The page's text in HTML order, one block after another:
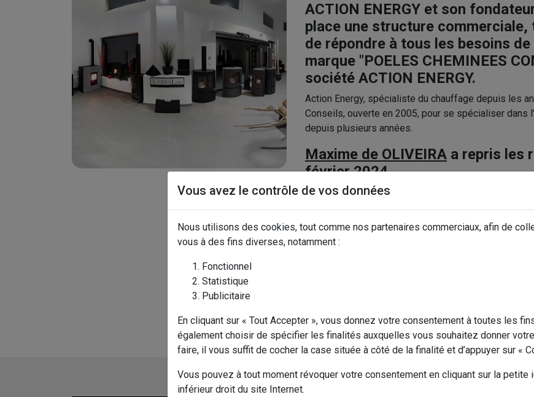
Vous avez le contrôle de vos données
Nous utilisons des cookies, tout comme nos partenaires commerciaux, afin de
vous à des fins diverses, notamment :
Fonctionnel
Statistique
Publicitaire
En cliquant sur « Tout Accepter », vous donnez votre consentement à toutes les
également choisir de spécifier les finalités auxquelles vous souhaitez donner
faire, il vous suffit de cocher la case située à côté de la finalité et d’appuyer sur «
Vous pouvez à tout moment révoquer votre consentement en cliquant sur la petite
inférieur droit du site Internet.
ACTION ENERGY et son
place une structure
de répondre à tous les besoins
marque "POELES CHEMINEES
société ACTION ENERGY.
Action Energy, spécialiste du chauffage depuis les
Conseils, ouverte en 2005, pour se spécialiser dans
depuis plusieurs années.
Maxime de OLIVEIRA a repris les
février 2024.
Les nouvelles orientations choisies ont été la
logiciel, formation du personnel technique,
au point aujourd'hui d'avoir des réponses variées
Nous avons opté pour des produits de qualité tous
vous apportera
expérience. N’hésitez pas à nous contacter pour